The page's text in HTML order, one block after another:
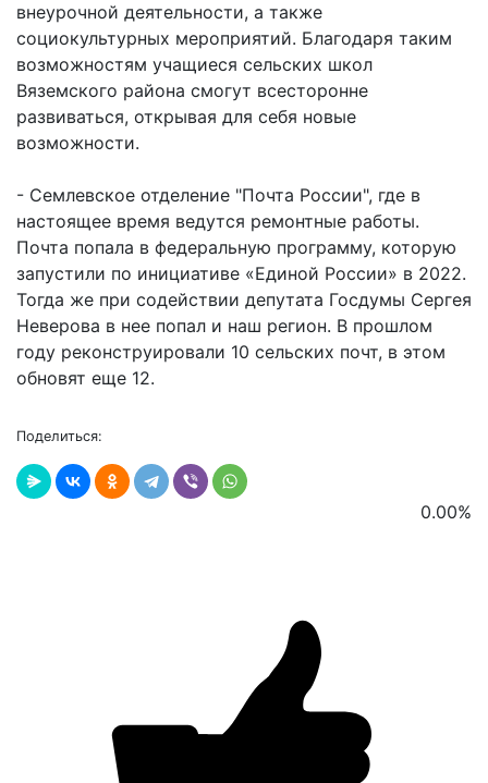
внеурочной деятельности, а также
социокультурных мероприятий. Благодаря таким
возможностям учащиеся сельских школ
Вяземского района смогут всесторонне
развиваться, открывая для себя новые
возможности.
- Семлевское отделение "Почта России", где в
настоящее время ведутся ремонтные работы.
Почта попала в федеральную программу, которую
запустили по инициативе «Единой России» в 2022.
Тогда же при содействии депутата Госдумы Сергея
Неверова в нее попал и наш регион. В прошлом
году реконструировали 10 сельских почт, в этом
обновят еще 12.
Поделиться:
0.00%